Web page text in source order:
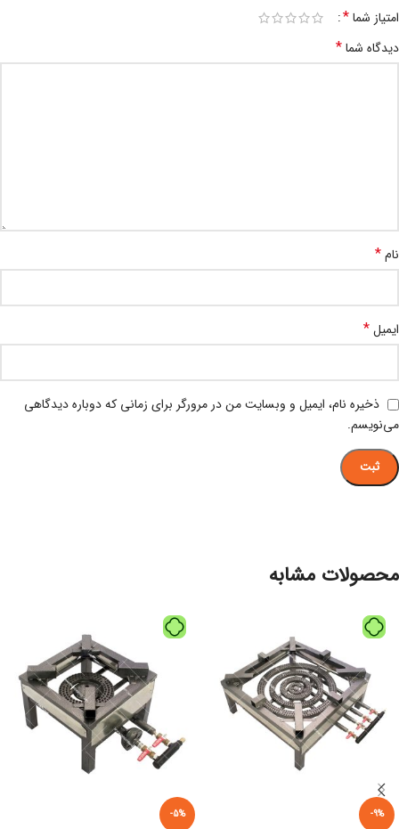
امتیاز شما*
دیدگاه شما*
نام*
ایمیل*
ذخیره نام، ایمیل و وبسایت من در مرورگر برای زمانی که دوباره دیدگاهی
می‌نویسم.
محصولات مشابه
-9%
-5%